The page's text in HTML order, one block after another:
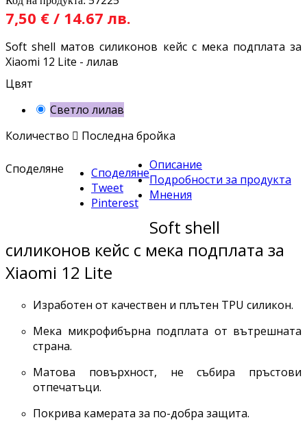
7,50 € / 14.67 лв.
Soft shell матов силиконов кейс с мека подплата за
Xiaomi 12 Lite - лилав
Цвят
Светло лилав
Количество  Последна бройка
Споделяне
Споделяне
Tweet
Pinterest
Описание
Подробности за продукта
Мнения
Soft shell
силиконов кейс с мека подплата за
Xiaomi 12 Lite
Изработен от качествен и плътен TPU силикон.
Мека микрофибърна подплата от вътрешната
страна.
Матова повърхност, не събира пръстови
отпечатъци.
Покрива камерата за по-добра защита.